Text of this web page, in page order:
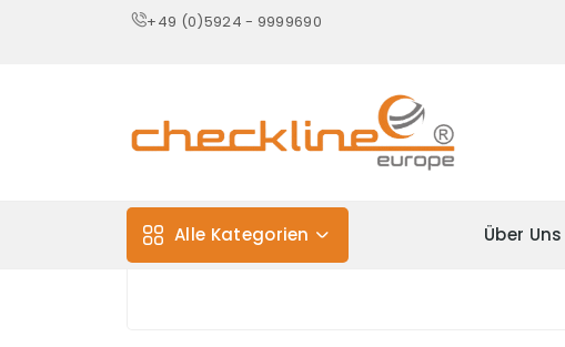
+49 (0)5924 - 9999690
Alle Kategorien Über Uns